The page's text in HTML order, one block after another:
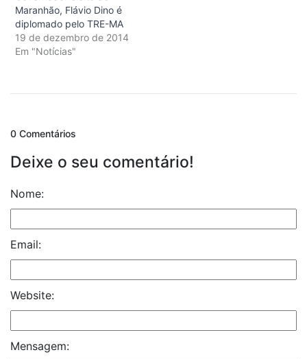
Maranhão, Flávio Dino é
diplomado pelo TRE-MA
19 de dezembro de 2014
Em "Notícias"
0 Comentários
Deixe o seu comentário!
Nome:
Email:
Website:
Mensagem: